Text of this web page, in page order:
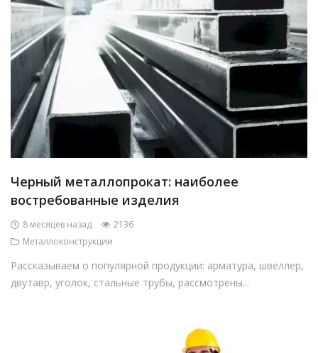
Черный металлопрокат: наиболее
востребованные изделия
8 месяцев назад
2136
Металлоконструкции
Рассказываем о популярной продукции: арматура, швеллер,
двутавр, уголок, стальные трубы, рассмотрены...